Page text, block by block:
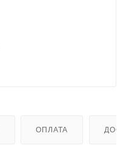
ОПЛАТА